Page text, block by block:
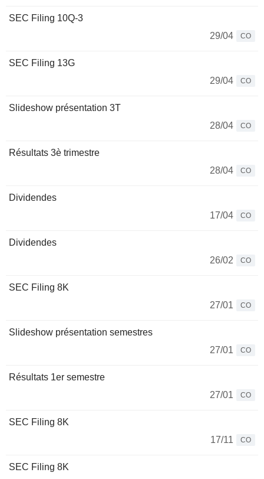
SEC Filing 10Q-3
29/04
CO
SEC Filing 13G
29/04
CO
Slideshow présentation 3T
28/04
CO
Résultats 3è trimestre
28/04
CO
Dividendes
17/04
CO
Dividendes
26/02
CO
SEC Filing 8K
27/01
CO
Slideshow présentation semestres
27/01
CO
Résultats 1er semestre
27/01
CO
SEC Filing 8K
17/11
CO
SEC Filing 8K